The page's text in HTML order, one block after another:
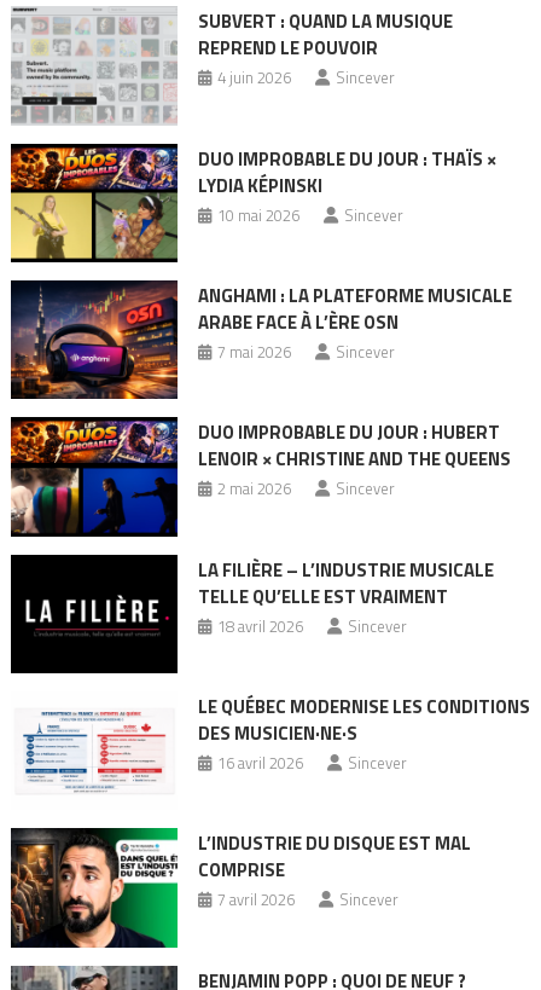
SUBVERT : QUAND LA MUSIQUE
REPREND LE POUVOIR
4 juin 2026 Sincever
DUO IMPROBABLE DU JOUR : THAÏS ×
LYDIA KÉPINSKI
10 mai 2026 Sincever
ANGHAMI : LA PLATEFORME MUSICALE
ARABE FACE À L’ÈRE OSN
7 mai 2026 Sincever
DUO IMPROBABLE DU JOUR : HUBERT
LENOIR × CHRISTINE AND THE QUEENS
2 mai 2026 Sincever
LA FILIÈRE – L’INDUSTRIE MUSICALE
TELLE QU’ELLE EST VRAIMENT
18 avril 2026 Sincever
LE QUÉBEC MODERNISE LES CONDITIONS
DES MUSICIEN·NE·S
16 avril 2026 Sincever
L’INDUSTRIE DU DISQUE EST MAL
COMPRISE
7 avril 2026 Sincever
BENJAMIN POPP : QUOI DE NEUF ?